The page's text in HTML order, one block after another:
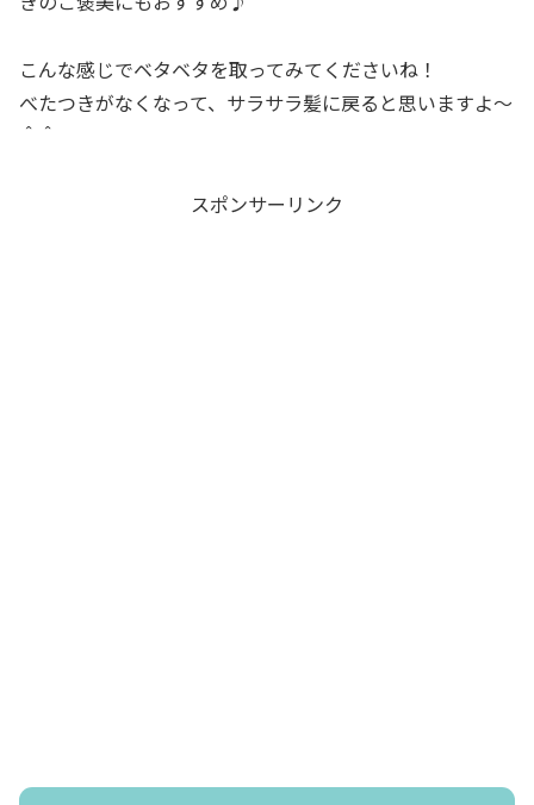
こんな感じでベタベタを取ってみてくださいね！
べたつきがなくなって、サラサラ髪に戻ると思いますよ～
＾＾
スポンサーリンク